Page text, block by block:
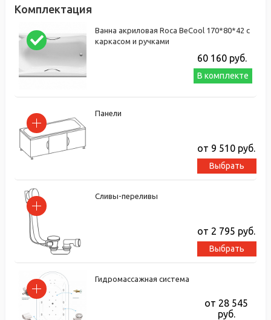
Комплектация
Ванна акриловая Roca BeCool 170*80*42 с
каркасом и ручками
60 160 руб.
В комплекте
Панели
от 9 510 руб.
Выбрать
Сливы-переливы
от 2 795 руб.
Выбрать
Гидромассажная система
от 28 545
руб.